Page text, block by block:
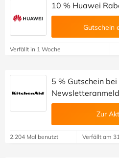
10 % Huawei
Gutschein
Verfällt in 1 Woche
5 % Gutschein
Zur
2.204 Mal benutzt Verfällt am